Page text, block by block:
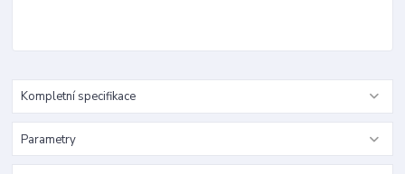
Kompletní specifikace
Parametry